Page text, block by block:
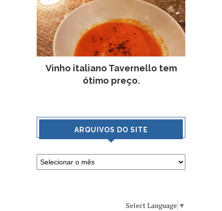
Vinho italiano Tavernello tem
ótimo preço.
ARQUIVOS DO SITE
Select Language ▼